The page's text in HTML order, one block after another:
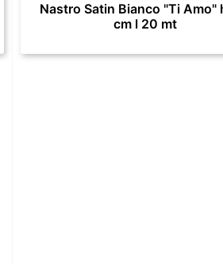
Nastro Satin Bianco "Ti Amo"
cm l 20 mt